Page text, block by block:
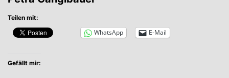
Teilen mit:
WhatsApp E-Mail
Gefällt mir: